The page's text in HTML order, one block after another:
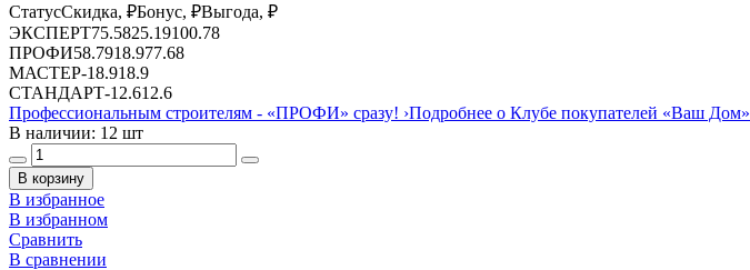
СтатусСкидка, ₽Бонус, ₽Выгода, ₽
ЭКСПЕРТ75.5825.19100.78
ПРОФИ58.7918.977.68
МАСТЕР-18.918.9
СТАНДАРТ-12.612.6
Профессиональным строителям - «ПРОФИ» сразу! ›Подробнее о Клубе покупателей «Ваш Дом»
В наличии: 12 шт
В корзину
В избранное
В избранном
Сравнить
В сравнении